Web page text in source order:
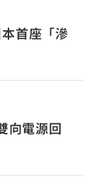
首座「滲
向電源回